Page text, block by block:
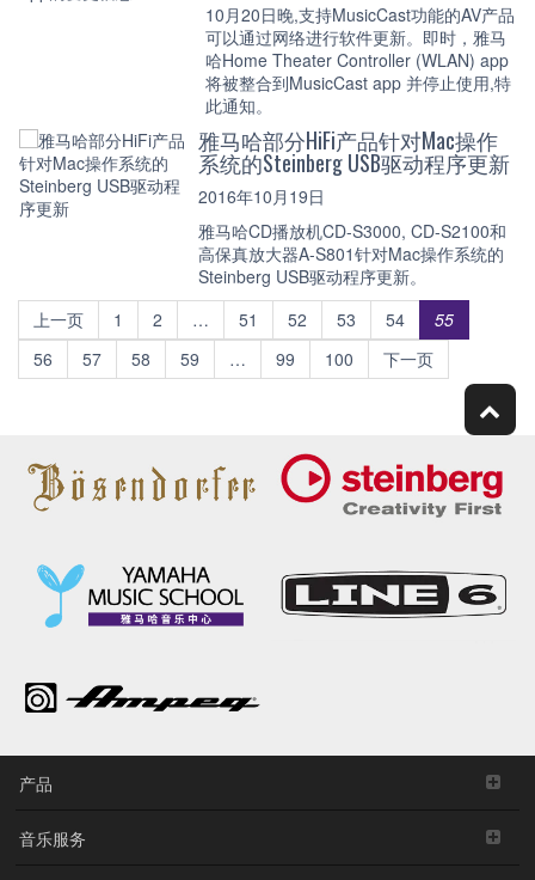
10月20日晚,支持MusicCast功能的AV产品
可以通过网络进行软件更新。即时，雅马
哈Home Theater Controller (WLAN) app
将被整合到MusicCast app 并停止使用,特
此通知。
雅马哈部分HiFi产品针对Mac操作
系统的Steinberg USB驱动程序更新
2016年10月19日
雅马哈CD播放机CD-S3000, CD-S2100和
高保真放大器A-S801针对Mac操作系统的
Steinberg USB驱动程序更新。
上一页
1 2 … 51 52 53 54
55
56
57 58 59 … 99 100 下一页
产品
音乐服务